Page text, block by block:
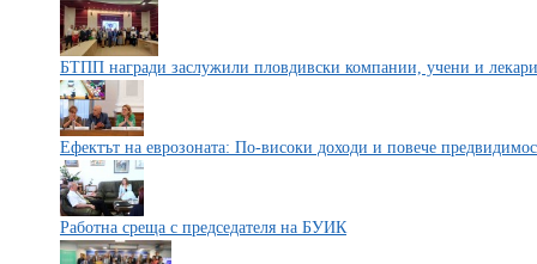
БТПП награди заслужили пловдивски компании, учени и лекари
Ефектът на еврозоната: По-високи доходи и повече
Работна среща с председателя на БУИК